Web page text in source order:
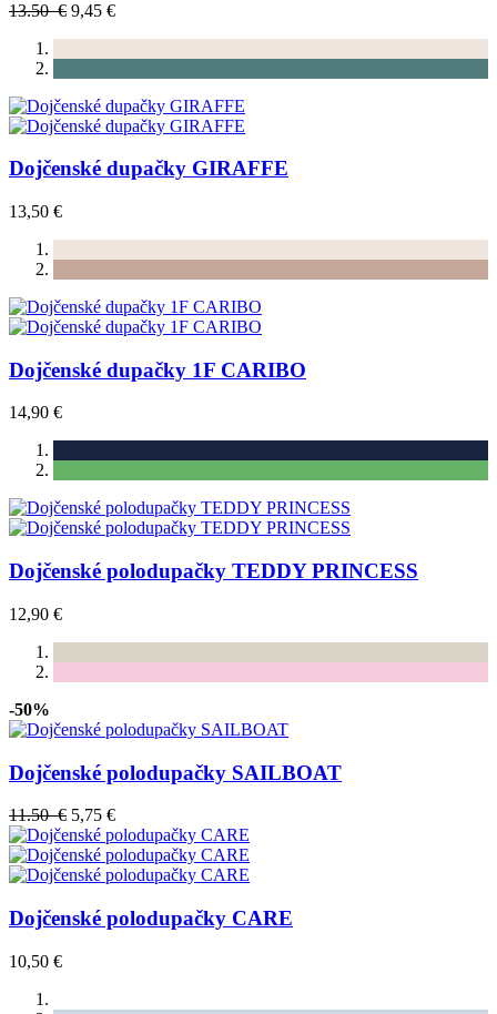
13.50 € 9,45 €
Dojčenské dupačky GIRAFFE
13,50 €
Dojčenské dupačky 1F CARIBO
14,90 €
Dojčenské polodupačky TEDDY PRINCESS
12,90 €
-50%
Dojčenské polodupačky SAILBOAT
11.50 € 5,75 €
Dojčenské polodupačky CARE
10,50 €